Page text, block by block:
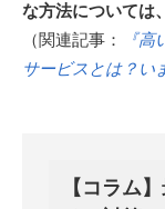
な方法については
（関連記事：
『
サービスとは？い
【コラム